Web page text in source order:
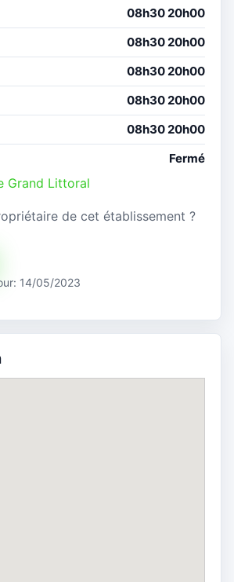
08h30 20h00
08h30 20h00
08h30 20h00
08h30 20h00
08h30 20h00
Fermé
Grand Littoral
de cet établissement ?
14/05/2023